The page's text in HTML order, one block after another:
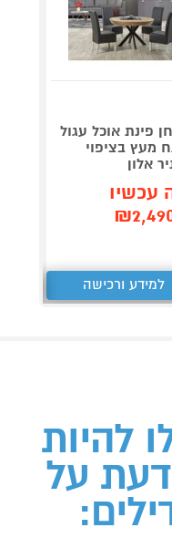
פינת אוכל עגול
מעץ בציפוי
אלון
עכשיו
למידע ורכישה
להיות
על